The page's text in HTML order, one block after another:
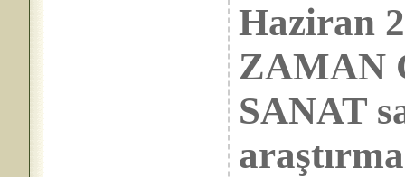
Haziran
ZAMAN
SANAT